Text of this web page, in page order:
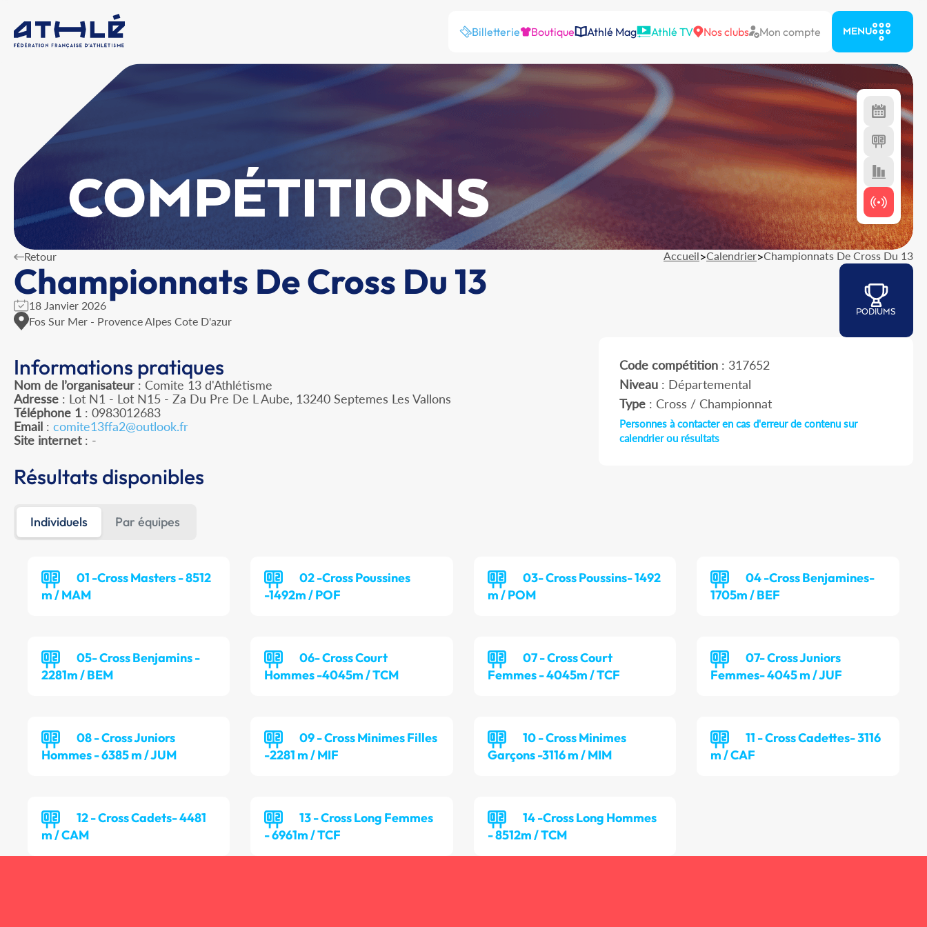
Billetterie Boutique Athlé Mag Athlé TV Nos clubs Mon compte MENU
COMPÉTITIONS
Retour Accueil>Calendrier>Championnats De Cross Du 13
Championnats De Cross Du 13
18 Janvier 2026
Fos Sur Mer - Provence Alpes Cote D'azur
PODIUMS
Informations pratiques
Nom de l’organisateur : Comite 13 d'Athlétisme
Adresse : Lot N1 - Lot N15 - Za Du Pre De L Aube, 13240 Septemes Les Vallons
Téléphone 1 : 0983012683
Email : comite13ffa2@outlook.fr
Site internet: -
Code compétition: 317652
Niveau: Départemental
Type: Cross / Championnat
Personnes à contacter en cas d'erreur de contenu sur
calendrier ou résultats
Résultats disponibles
Individuels Par équipes
01 -Cross Masters - 8512
m / MAM
02 -Cross Poussines
-1492m / POF
03- Cross Poussins- 1492
m / POM
04 -Cross Benjamines-
1705m / BEF
05- Cross Benjamins -
2281m / BEM
06- Cross Court
Hommes -4045m / TCM
07 - Cross Court
Femmes - 4045m / TCF
07- Cross Juniors
Femmes- 4045 m / JUF
08 - Cross Juniors
Hommes - 6385 m / JUM
09 - Cross Minimes Filles
-2281 m / MIF
10 - Cross Minimes
Garçons -3116 m / MIM
11 - Cross Cadettes- 3116
m / CAF
12 - Cross Cadets- 4481
m / CAM
13 - Cross Long Femmes
- 6961m / TCF
14 -Cross Long Hommes
- 8512m / TCM